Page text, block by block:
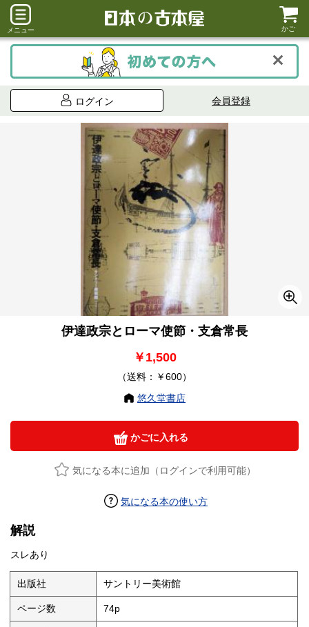
メニュー かご
ログイン 会員登録
伊達政宗とローマ使節・支倉常長
￥1,500
（送料：￥600）
悠久堂書店
かごに入れる
気になる本に追加（ログインで利用可能）
気になる本の使い方
解説
スレあり
出版社 サントリー美術館
ページ数 74p